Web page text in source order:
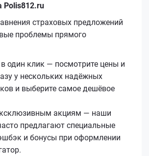
Polis812.ru
страховых предложений
проблемы прямого
один клик — посмотрите цены и
у нескольких надёжных
и выберите самое дешёвое
акциям — наши
предлагают специальные
и бонусы при оформлении